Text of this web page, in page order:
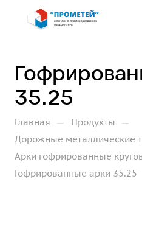
35.25
Главная — Продукты —
Дорожные металлические
Арки гофрированные
Гофрированные арки 35.25